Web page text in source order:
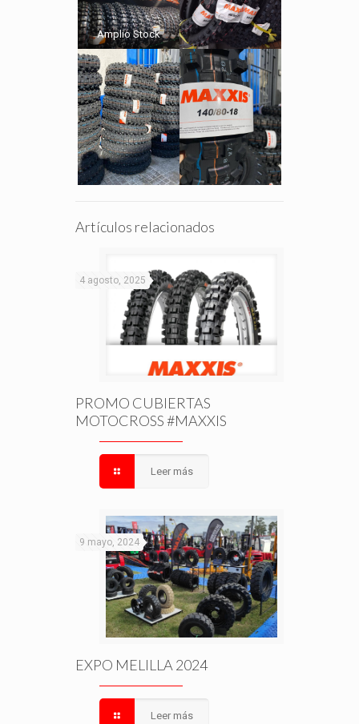
Amplio Stock
Artículos relacionados
4 agosto, 2025
PROMO CUBIERTAS
MOTOCROSS #MAXXIS
Leer más
9 mayo, 2024
EXPO MELILLA 2024
Leer más